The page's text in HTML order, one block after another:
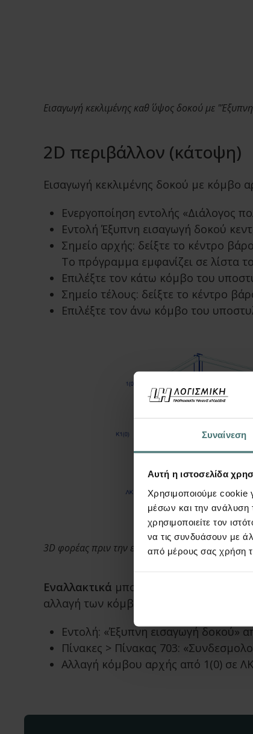
Συναίνεση
Αυτή η ιστοσελίδα
Χρησιμοποιούμε cookie
μέσων και την ανάλυση
χρησιμοποιείτε τον
να τις συνδυάσουν με
από μέρους σας χρήση
Εισαγωγή κεκλιμένης καθ΄ ύψος δοκού με
2D περιβάλλον (κάτοψη)
Εισαγωγή κεκλιμένης δοκού με κόμβο
Ενεργοποίηση εντολής «Διάλογος
Εντολή Έξυπνη εισαγωγή δοκού
Σημείο αρχής: δείξτε το κέντρο
Το πρόγραμμα εμφανίζει σε λίστα
Επιλέξτε τον κάτω κόμβο του
Σημείο τέλους: δείξτε το κέντρο
Επιλέξτε τον άνω κόμβο του
3D φορέας πριν την εισαγωγή κεκλιμένης δοκού
Εναλλακτικά μπορεί να γίνει
αλλαγή των κόμβων αρχής ή τέλους
Εντολή: «Έξυπνη εισαγωγή δοκού»
Πίνακες > Πίνακας 703:
Αλλαγή κόμβου αρχής από 1(0) σε